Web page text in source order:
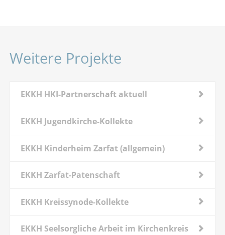
Weitere Projekte
EKKH HKI-Partnerschaft aktuell
EKKH Jugendkirche-Kollekte
EKKH Kinderheim Zarfat (allgemein)
EKKH Zarfat-Patenschaft
EKKH Kreissynode-Kollekte
EKKH Seelsorgliche Arbeit im Kirchenkreis